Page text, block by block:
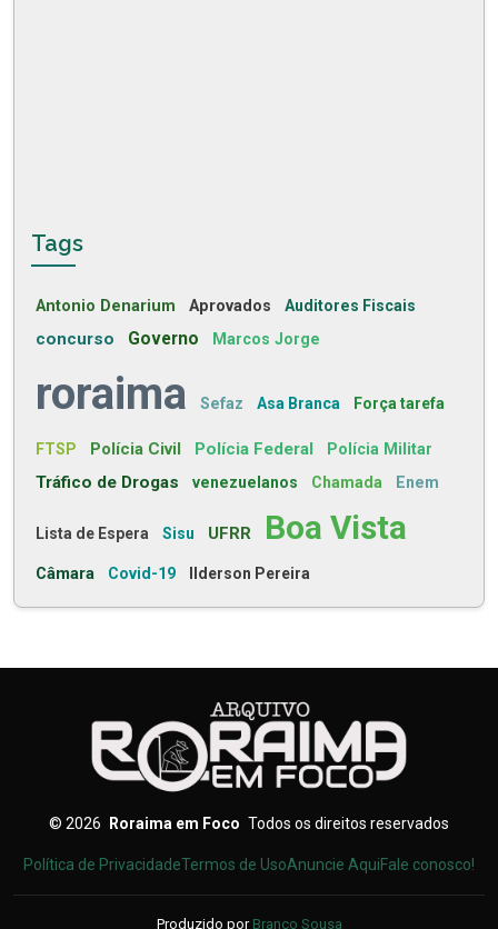
Tags
Antonio Denarium Aprovados Auditores Fiscais
concurso Governo Marcos Jorge
roraima Sefaz Asa Branca Força tarefa
FTSP Polícia Civil Polícia Federal Polícia Militar
Tráfico de Drogas venezuelanos Chamada Enem
Lista de Espera Sisu UFRR Boa Vista
Câmara Covid-19 Ilderson Pereira
© 2026 Roraima em Foco Todos os direitos reservados
Política de PrivacidadeTermos de UsoAnuncie AquiFale conosco!
Produzido por Branco Sousa